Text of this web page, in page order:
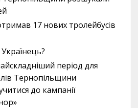
17 нових тролейбусів
Українець?
період для
Тернопільщини
до кампанії